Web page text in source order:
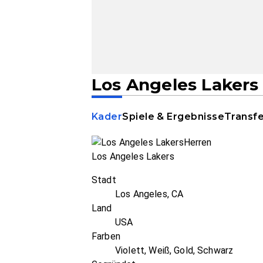
Los Angeles Lakers
KaderSpiele & Ergebnisse
Los Angeles Lakers
Stadt
Los Angeles, CA
Land
USA
Farben
Violett, Weiß, Gold, Schwarz